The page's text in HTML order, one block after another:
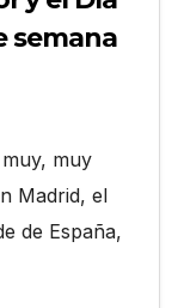
semana
muy
Madrid, el
de España,